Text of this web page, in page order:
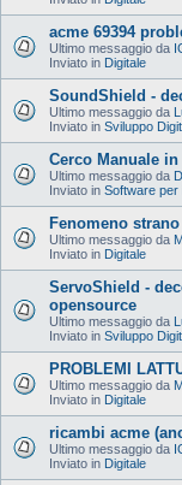
acme 69394
Ultimo messaggio da
Inviato in Digitale
SoundShield -
Ultimo messaggio da
Inviato in Sviluppo
Cerco Manuale
Ultimo messaggio da
Inviato in Software per
Fenomeno strano
Ultimo messaggio da
Inviato in Digitale
ServoShield -
opensource
Ultimo messaggio da
Inviato in Sviluppo
PROBLEMI
Ultimo messaggio da
Inviato in Digitale
ricambi acme
Ultimo messaggio da
Inviato in Digitale